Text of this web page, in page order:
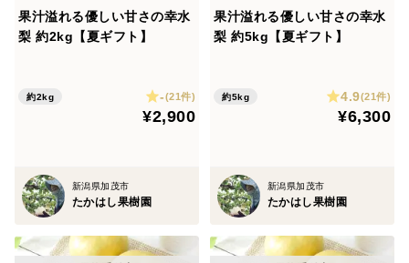
この点につきまして、ご理解いただきますようよろしく
お願いいたします。
桃は天候により収穫のタイミングが大きく変化しますの
で、お届けまでお時間をいただく場合がございます。
果汁溢れる優しい甘さの幸水
梨 約2kg【夏ギフト】
約2kg -(21件)
¥2,900
新潟県加茂市
たかはし果樹園
果汁溢れる優しい甘さの幸水
梨 約5kg【夏ギフト】
約5kg 4.9(21件)
¥6,300
新潟県加茂市
たかはし果樹園